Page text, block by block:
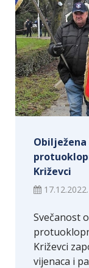
Križevci
17.12.2022.
Svečanost
Križevci
vijenaca i